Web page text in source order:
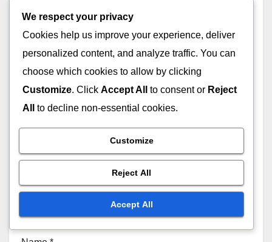
We respect your privacy
Cookies help us improve your experience, deliver
personalized content, and analyze traffic. You can
choose which cookies to allow by clicking
Customize. Click Accept All to consent or Reject
All
to decline non-essential cookies.
Customize
Reject All
Accept All